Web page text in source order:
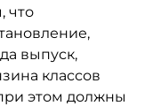
что
выпуск,
классов
этом должны